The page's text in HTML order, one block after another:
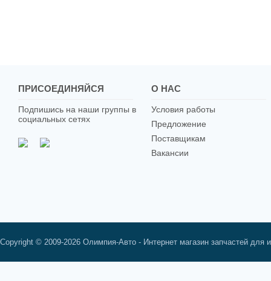
ПРИСОЕДИНЯЙСЯ
Подпишись на наши группы в
социальных сетях
О НАС
Условия работы
Предложение
Поставщикам
Вакансии
Copyright © 2009-2026 Олимпия-Авто - Интернет магазин запчастей для